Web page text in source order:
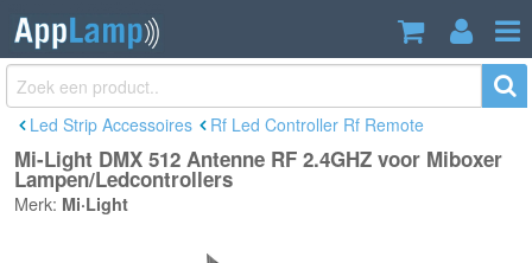
Mi-Light DMX 512 Antenne RF 2.4GHZ
voor Miboxer Lampen/Ledcontrollers
€17,95
Led Strip Accessoires Rf Led Controller Rf Remote
Mi-Light DMX 512 Antenne RF 2.4GHZ voor Miboxer
Lampen/Ledcontrollers
Merk: Mi·Light